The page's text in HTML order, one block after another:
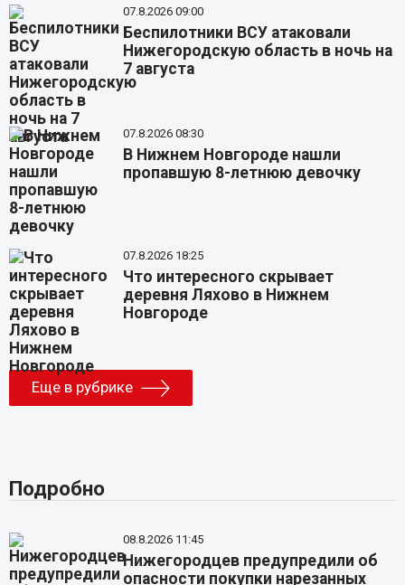
07.8.2026 09:00
Беспилотники ВСУ атаковали
Нижегородскую область в ночь на
7 августа
07.8.2026 08:30
В Нижнем Новгороде нашли
пропавшую 8-летнюю девочку
07.8.2026 18:25
Что интересного скрывает
деревня Ляхово в Нижнем
Новгороде
Еще в рубрике
Подробно
08.8.2026 11:45
Нижегородцев предупредили об
опасности покупки нарезанных